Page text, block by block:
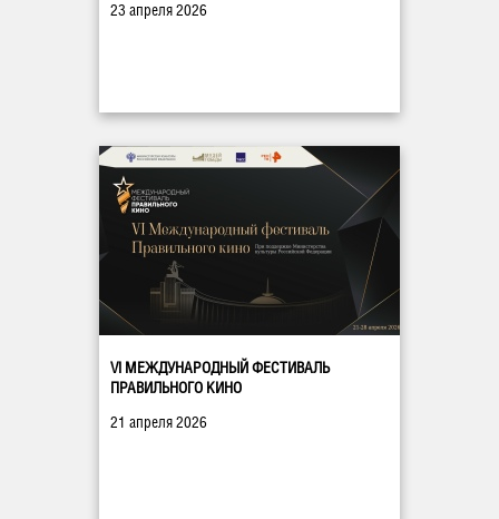
23 апреля 2026
VI МЕЖДУНАРОДНЫЙ ФЕСТИВАЛЬ
ПРАВИЛЬНОГО КИНО
21 апреля 2026